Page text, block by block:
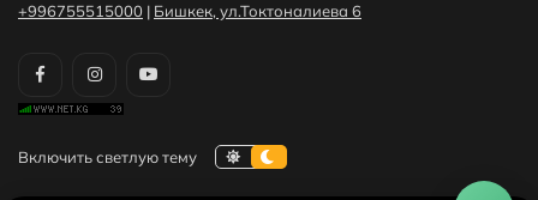
+996755515000 | Бишкек, ул.Токтоналиева 6